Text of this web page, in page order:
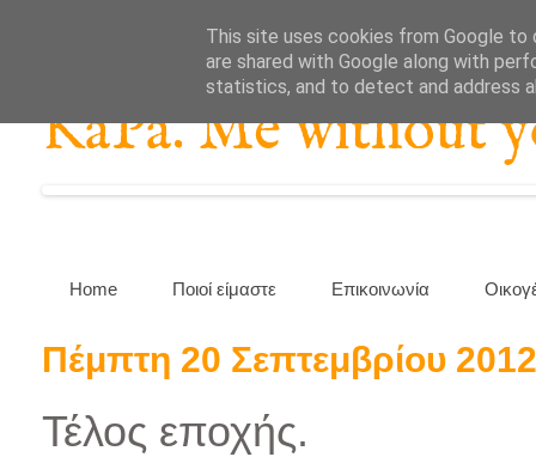
KaPa. Me without
Home Ποιοί είμαστε Επικοινωνία
Πέμπτη 20 Σεπτεμβρίου 2012
Τέλος εποχής.
This site uses cookies from Google to
are shared with Google along with
statistics, and to detect and address